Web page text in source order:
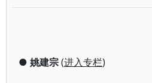
● 姚建宗(进入专栏)